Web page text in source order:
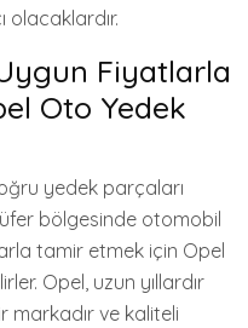
olacaklardır.
Uygun Fiyatlarla
Oto Yedek
yedek parçaları
bölgesinde otomobil
tamir etmek için Opel
Opel, uzun yıllardır
markadır ve kaliteli